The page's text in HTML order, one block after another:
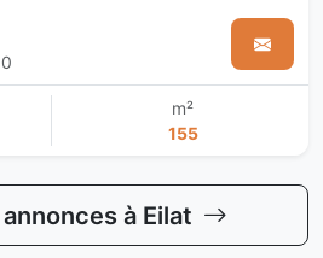
m²
155
à Eilat